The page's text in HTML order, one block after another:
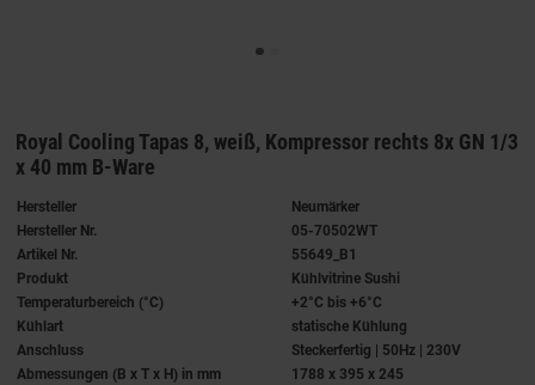
Royal Cooling Tapas 8, weiß, Kompressor rechts 8x GN 1/3
x 40 mm B-Ware
Hersteller
Neumärker
Hersteller Nr.
05-70502WT
Artikel Nr.
55649_B1
Produkt
Kühlvitrine Sushi
Temperaturbereich (°C)
+2°C bis +6°C
Kühlart
statische Kühlung
Anschluss
Steckerfertig | 50Hz | 230V
Abmessungen (B x T x H) in mm
1788 x 395 x 245